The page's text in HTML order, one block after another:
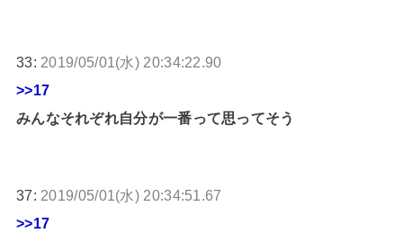
33: 2019/05/01(水) 20:34:22.90
>>17
みんなそれぞれ自分が一番って思ってそう
37: 2019/05/01(水) 20:34:51.67
>>17